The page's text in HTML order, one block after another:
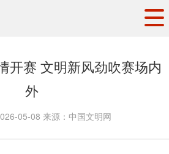
讯联播
地方交流
文明实践
文明矩阵
开赛 文明新风劲吹赛场内
外
05-08 来源： 中国文明网